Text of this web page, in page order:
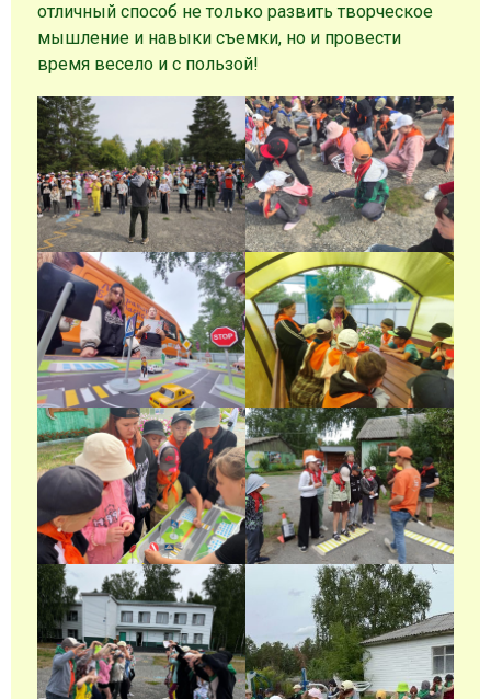
отличный способ не только развить творческое
мышление и навыки съемки, но и провести
время весело и с пользой!